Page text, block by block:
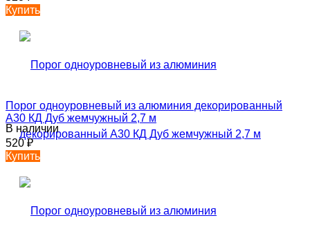
Купить
Порог одноуровневый из алюминия декорированный
А30 КД Дуб жемчужный 2,7 м
В наличии
520₽
Купить